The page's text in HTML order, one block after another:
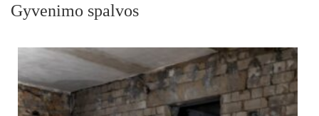
Gyvenimo spalvos